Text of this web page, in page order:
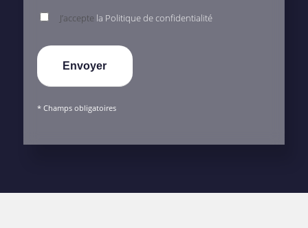
J’accepte la Politique de confidentialité
* Champs obligatoires